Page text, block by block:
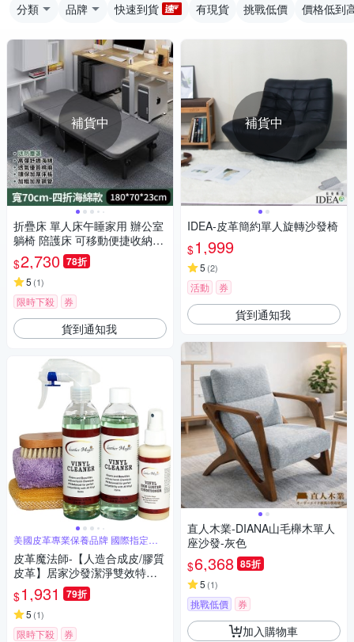
分類 品牌 快速到貨 有現貨 挑戰低價 價格低到
補貨中
折疊床 單人床午睡家用 辦公室
躺椅 陪護床 可移動便捷收納折
疊床180長★寬70
$2,730 78折
5 (1)
限時下殺 券
貨到通知我
美國皮革專業保養品牌 國際指定皮
革保養油
皮革魔法師-【人造合成皮/膠質
皮革】居家沙發潔淨雙效特惠
組
$1,931 79折
5 (1)
限時下殺 券
補貨中
IDEA-皮革簡約單人旋轉沙發椅
$1,999
5 (2)
活動 券
貨到通知我
直人木業-DIANA山毛櫸木單人
座沙發-灰色
$6,368 85折
5 (1)
挑戰低價 券
加入購物車